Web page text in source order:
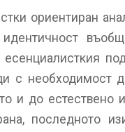
ориентиран
с
и до естествено
последното